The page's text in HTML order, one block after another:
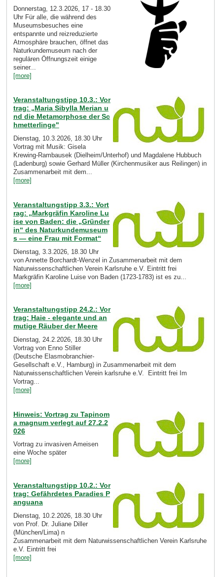
Donnerstag, 12.3.2026, 17 - 18.30
Uhr Für alle, die während des
Museumsbesuches eine
entspannte und reizreduzierte
Atmosphäre brauchen, öffnet das
Naturkundemuseum nach der
regulären Öffnungszeit einige
seiner...
[more]
Veranstaltungstipp 10.3.: Vor
trag: „Maria Sibylla Merian u
nd die Metamorphose der Sc
hmetterlinge"
Dienstag, 10.3.2026, 18.30 Uhr
Vortrag mit Musik: Gisela
Krewing-Rambausek (Dielheim/Unterhof) und Magdalene Hubbuch
(Ladenburg) sowie Gerhard Müller (Kirchenmusiker aus Reilingen) in
Zusammenarbeit mit dem...
[more]
Veranstaltungstipp 3.3.: Vort
rag: „Markgräfin Karoline Lu
ise von Baden: die „Gründer
in“ des Naturkundemuseum
s — eine Frau mit Format“
Dienstag, 3.3.2026, 18.30 Uhr
von Annette Borchardt-Wenzel in Zusammenarbeit mit dem
Naturwissenschaftlichen Verein Karlsruhe e.V. Eintritt frei
Markgräfin Karoline Luise von Baden (1723-1783) ist es zu...
[more]
Veranstaltungstipp 24.2.: Vor
trag: Haie - elegante und an
mutige Räuber der Meere
Dienstag, 24.2.2026, 18.30 Uhr
Vortrag von Enno Stiller
(Deutsche Elasmobranchier-
Gesellschaft e.V., Hamburg) in Zusammenarbeit mit dem
Naturwissenschaftlichen Verein karlsruhe e.V. Eintritt frei Im
Vortrag...
[more]
Hinweis: Vortrag zu Tapinom
a magnum verlegt auf 27.2.2
026
Vortrag zu invasiven Ameisen
eine Woche später
[more]
Veranstaltungstipp 10.2.: Vor
trag: Gefährdetes Paradies P
anguana
Dienstag, 10.2.2026, 18.30 Uhr
von Prof. Dr. Juliane Diller
(München/Lima) n
Zusammenarbeit mit dem Naturwissenschaftlichen Verein Karlsruhe
e.V. Eintritt frei
[more]